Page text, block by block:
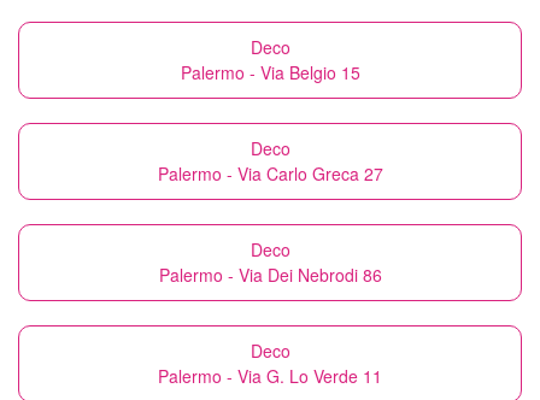
Deco
Palermo - Via Belgio 15
Deco
Palermo - Via Carlo Greca 27
Deco
Palermo - Via Dei Nebrodi 86
Deco
Palermo - Via G. Lo Verde 11